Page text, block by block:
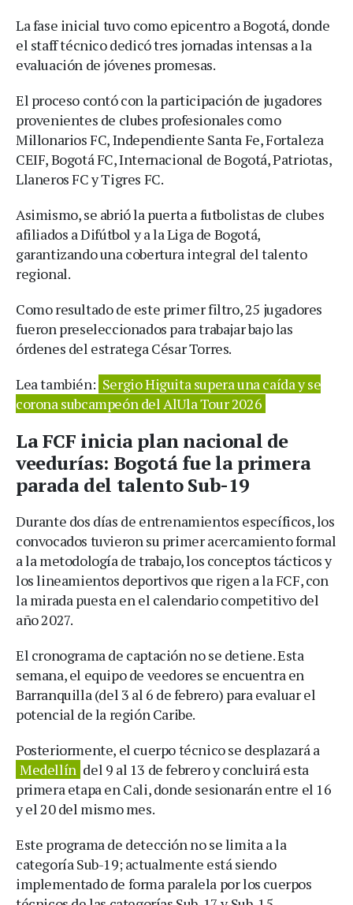
La fase inicial tuvo como epicentro a Bogotá, donde
el staff técnico dedicó tres jornadas intensas a la
evaluación de jóvenes promesas.
El proceso contó con la participación de jugadores
provenientes de clubes profesionales como
Millonarios FC, Independiente Santa Fe, Fortaleza
CEIF, Bogotá FC, Internacional de Bogotá, Patriotas,
Llaneros FC y Tigres FC.
Asimismo, se abrió la puerta a futbolistas de clubes
afiliados a Difútbol y a la Liga de Bogotá,
garantizando una cobertura integral del talento
regional.
Como resultado de este primer filtro, 25 jugadores
fueron preseleccionados para trabajar bajo las
órdenes del estratega César Torres.
Lea también: Sergio Higuita supera una caída y se
corona subcampeón del AlUla Tour 2026
La FCF inicia plan nacional de
veedurías: Bogotá fue la primera
parada del talento Sub-19
Durante dos días de entrenamientos específicos, los
convocados tuvieron su primer acercamiento formal
a la metodología de trabajo, los conceptos tácticos y
los lineamientos deportivos que rigen a la FCF, con
la mirada puesta en el calendario competitivo del
año 2027.
El cronograma de captación no se detiene. Esta
semana, el equipo de veedores se encuentra en
Barranquilla (del 3 al 6 de febrero) para evaluar el
potencial de la región Caribe.
Posteriormente, el cuerpo técnico se desplazará a
Medellín del 9 al 13 de febrero y concluirá esta
primera etapa en Cali, donde sesionarán entre el 16
y el 20 del mismo mes.
Este programa de detección no se limita a la
categoría Sub-19; actualmente está siendo
implementado de forma paralela por los cuerpos